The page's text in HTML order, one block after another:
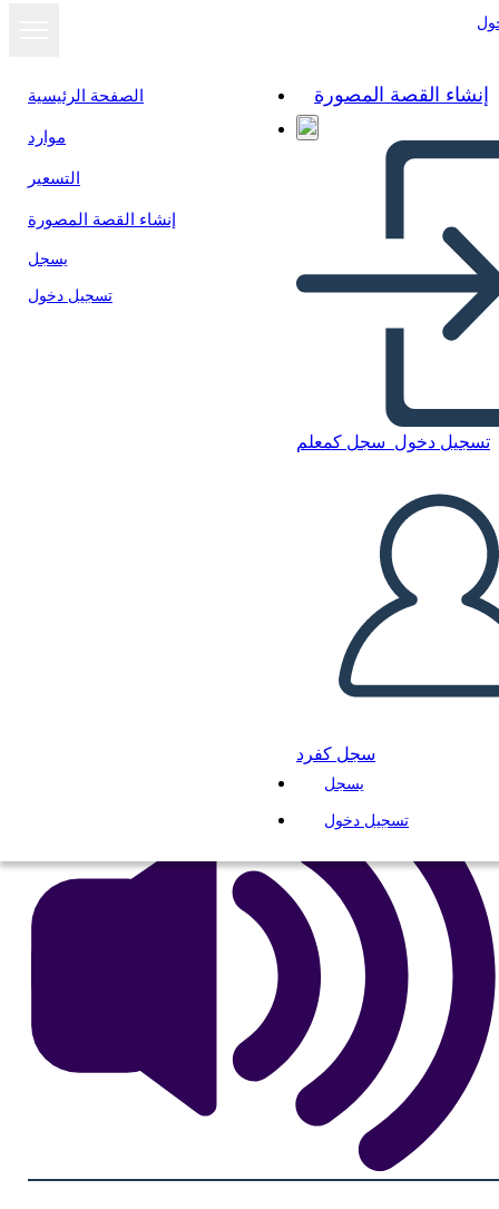
الصفحة الرئيسية
موارد
التسعير
إنشاء القصة المصورة
يسجل
تسجيل دخول
إنشاء القصة المصورة
تسجيل دخول سجل كمعلم
سجل كفرد
يسجل
تسجيل دخول
Untitled Storyboard
عرض كشرائح